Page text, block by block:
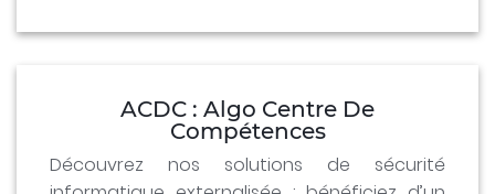
ACDC : Algo Centre De
Compétences
Découvrez nos solutions de sécurité